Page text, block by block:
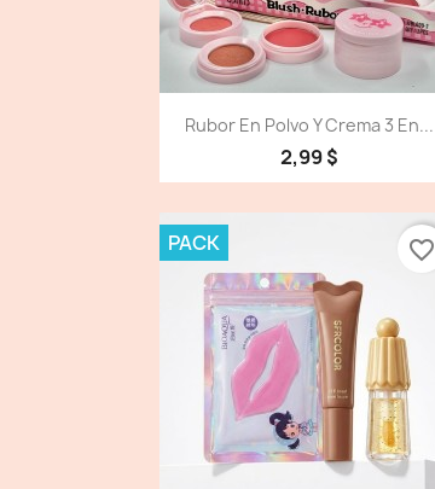
Vista detallada
Rubor En Polvo Y Crema 3 En...
2,99 $
PACK favorite_border